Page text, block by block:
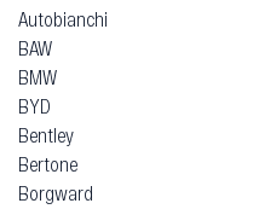
Autobianchi
BAW
BMW
BYD
Bentley
Bertone
Borgward